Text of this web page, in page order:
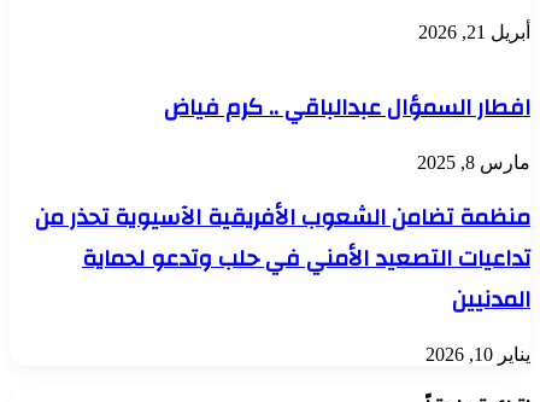
أبريل 21, 2026
افطار السمؤال عبدالباقي .. كرم فياض
مارس 8, 2025
منظمة تضامن الشعوب الأفريقية الآسيوية تحذر من
تداعيات التصعيد الأمني في حلب وتدعو لحماية
المدنيين
يناير 10, 2026